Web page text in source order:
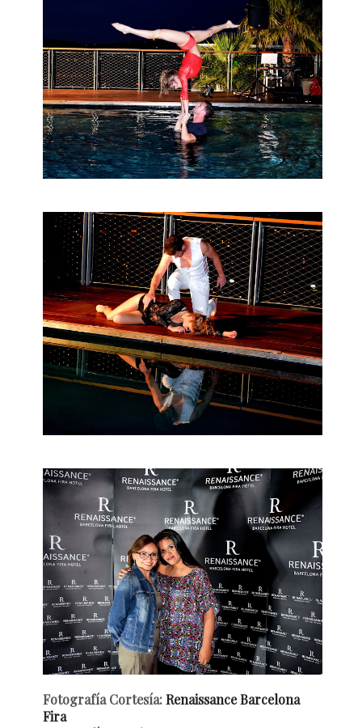
Fotografía Cortesía:Renaissance Barcelona
Fira